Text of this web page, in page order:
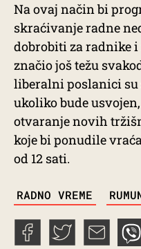
Na ovaj način bi
skraćivanje radne
dobrobiti za radnike
značio još težu
liberalni poslanici su
ukoliko bude
otvaranje novih
koje bi ponudile
od 12 sati.
RADNO VREME